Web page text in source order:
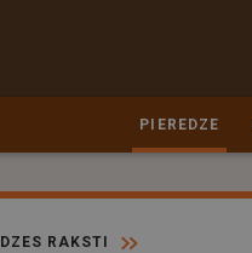
PIEREDZE
RAKSTI